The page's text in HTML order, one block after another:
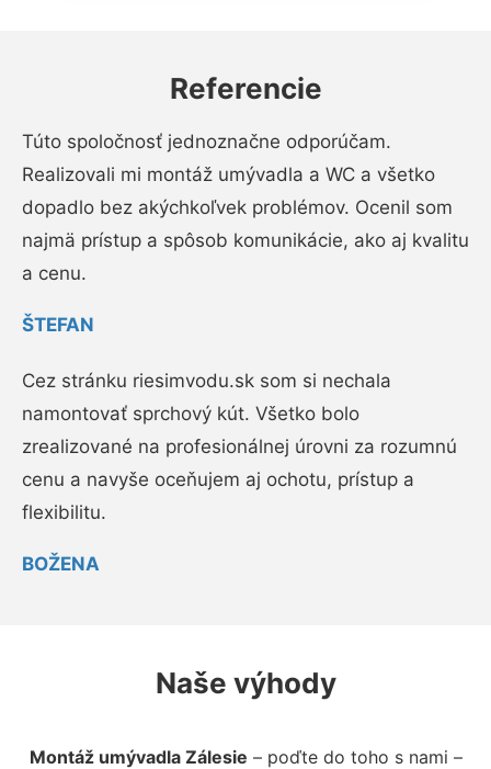
Referencie
Túto spoločnosť jednoznačne odporúčam.
Realizovali mi montáž umývadla a WC a všetko
dopadlo bez akýchkoľvek problémov. Ocenil som
najmä prístup a spôsob komunikácie, ako aj kvalitu
a cenu.
ŠTEFAN
Cez stránku riesimvodu.sk som si nechala
namontovať sprchový kút. Všetko bolo
zrealizované na profesionálnej úrovni za rozumnú
cenu a navyše oceňujem aj ochotu, prístup a
flexibilitu.
BOŽENA
Naše výhody
Montáž umývadla Zálesie – poďte do toho s nami –